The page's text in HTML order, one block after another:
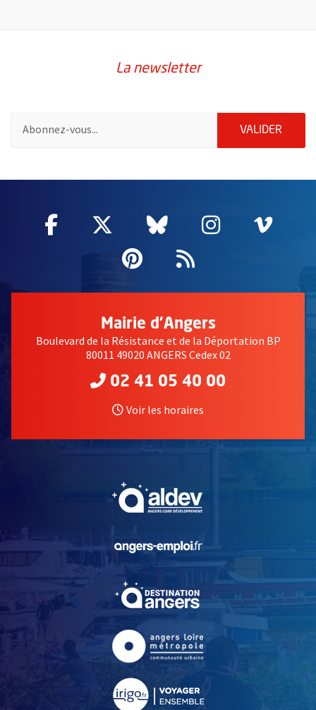
La newsletter
VALIDER
Facebook
, Ouvre une nouvelle fenêtre
Twitter
, Ouvre une nouvelle
Bluesky
, Ouvre une
Instagram
, Ouvre
,
Pinterest
, Ouvre une
Flux RSS
Mairie d'Angers
Boulevard de la Résistance et de la Déportation BP
80011 49020 ANGERS Cedex 02
02 41 05 40 00
Voir les horaires
, Ouvre une nouvelle
, Ouvre une nouvelle